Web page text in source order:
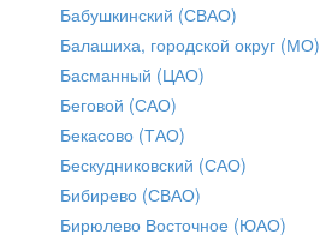
Бабушкинский (СВАО)
Балашиха, городской округ (МО)
Басманный (ЦАО)
Беговой (САО)
Бекасово (ТАО)
Бескудниковский (САО)
Бибирево (СВАО)
Бирюлево Восточное (ЮАО)